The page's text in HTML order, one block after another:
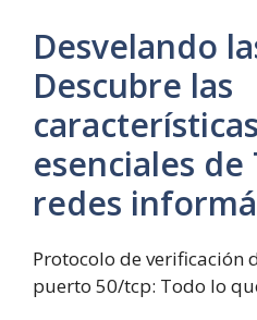
Desvelando
Descubre las
esenciales de
redes
Protocolo de verificación
puerto 50/tcp: Todo lo